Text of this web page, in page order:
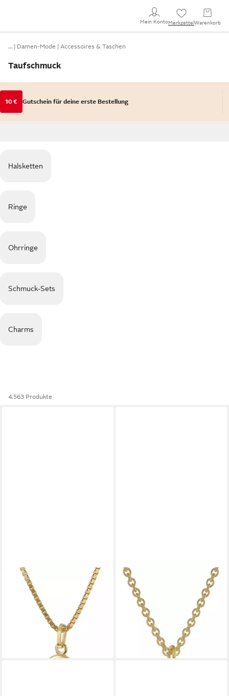
Mein KontoMerkzettel Warenkorb
… Damen-Mode Accessoires & Taschen
Taufschmuck
10 € Gutschein für deine erste Bestellung
Halsketten
Ringe
Ohrringe
Schmuck-Sets
Charms
4.563 Produkte
TRENDOR
Kette mit Anhänger Kinder-
Anhänger Gold 333
Schutzengel an vergoldeter
lieferbar - in 2-3 Werktagen bei dir
TRENDOR
Kette mit Anhänger Taufring
mit Engelherz Gold 333 an
goldplattierter Silberkette
ab 145,90 €
lieferbar - in 2-3 Werktagen bei dir